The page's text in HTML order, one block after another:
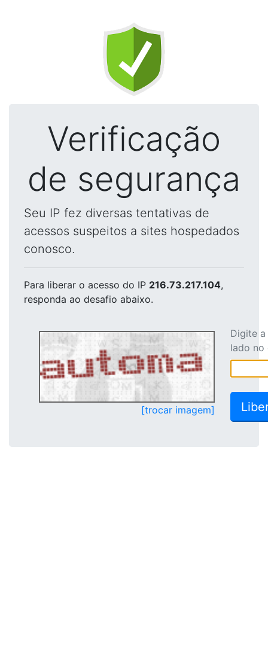
Verificação
de segurança
Seu IP fez diversas tentativas de
acessos suspeitos a sites hospedados
conosco.
Para liberar o acesso do IP 216.73.217.104,
responda ao desafio abaixo.
[trocar imagem]
Digite
lado no